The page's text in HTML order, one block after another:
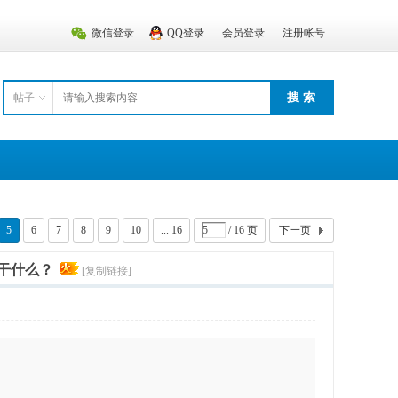
微信登录 QQ登录 会员登录 注册帐号
帖子 搜 索
5 6 7 8 9 10 ... 16 / 16 页 下一页
什么？ [复制链接]